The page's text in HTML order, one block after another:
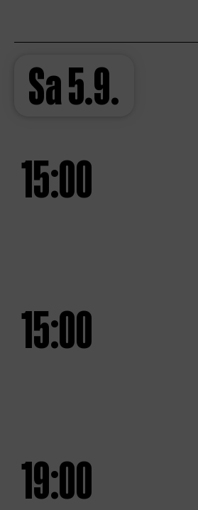
Sa5.9.
15:00
15:00
19:00